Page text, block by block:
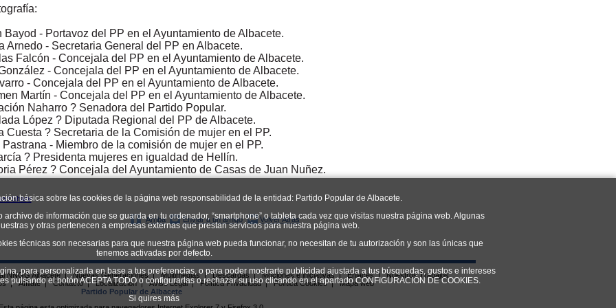
básica sobre las cookies de la página web responsabilidad de la entidad: Partido Popular de Albacete.
de información que se guarda en tu ordenador, “smartphone” o tableta cada vez que visitas nuestra página web. Algunas
y otras pertenecen a empresas externas que prestan servicios para nuestra página web.
técnicas son necesarias para que nuestra página web pueda funcionar, no necesitan de tu autorización y son las únicas que
tenemos activadas por defecto.
para personalizarla en base a tus preferencias, o para poder mostrarte publicidad ajustada a tus búsquedas, gustos e intereses
pulsando el botón ACEPTA TODO o configurarlas o rechazar su uso clicando en el apartado CONFIGURACIÓN DE COOKIES.
Si quires más
Bayod - Portavoz del PP en el Ayuntamiento de Albacete.
Arnedo - Secretaria General del PP en Albacete.
Falcón - Concejala del PP en el Ayuntamiento de Albacete.
- Concejala del PP en el Ayuntamiento de Albacete.
- Concejala del PP en el Ayuntamiento de Albacete.
Martín - Concejala del PP en el Ayuntamiento de Albacete.
Naharro ? Senadora del Partido Popular.
López ? Diputada Regional del PP de Albacete.
Cuesta ? Secretaria de la Comisión de mujer en el PP.
Pastrana - Miembro de la comisión de mujer en el PP.
? Presidenta mujeres en igualdad de Hellín.
Pérez ? Concejala del Ayuntamiento de Casas de Juan Nuñez.
Arriba Enviar a un amigo Volver Atrás
NNGG Albacete | Nuevas Generaciones | Multimedias | Descargas | Mociones e iniciativas | Enlaces |
Nuestros Trabajos
| Afíliate | Contacto | Localizacion | Aviso Legal | Política Privacidad | Política Cookies |
Mapa web
Partido Popular de Albacete